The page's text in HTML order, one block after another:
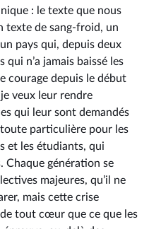
: le texte que nous
texte de sang-froid, un
pays qui, depuis deux
qui n’a jamais baissé les
courage depuis le début
veux leur rendre
qui leur sont demandés
toute particulière pour les
et les étudiants, qui
Chaque génération se
majeures, qu’il ne
mais cette crise
tout cœur que ce que les